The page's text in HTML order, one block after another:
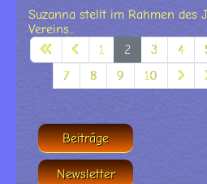
Beiträge
Newsletter
Suzanna stellt im Rahmen des
Vereins...
1 2 3 4
7
8 9 10